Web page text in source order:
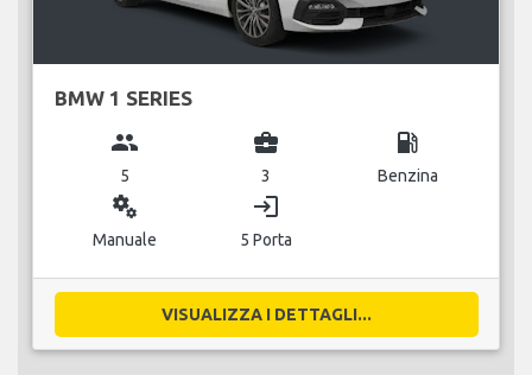
BMW 1 SERIES
group
5
business_center
3
local_gas_station
Benzina
miscellaneous_services
Manuale
login
5 Porta
VISUALIZZA I DETTAGLI...